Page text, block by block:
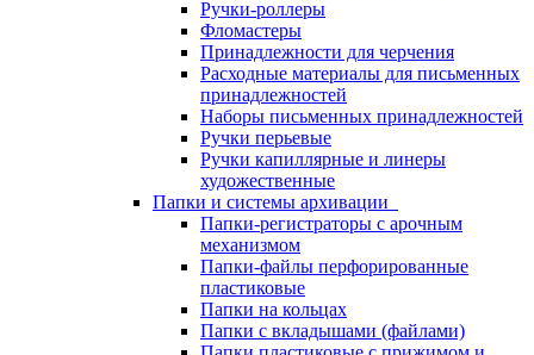
Ручки-роллеры
Фломастеры
Принадлежности для черчения
Расходные материалы для письменных
принадлежностей
Наборы письменных принадлежностей
Ручки перьевые
Ручки капиллярные и линеры
художественные
Папки и системы архивации
Папки-регистраторы с арочным
механизмом
Папки-файлы перфорированные
пластиковые
Папки на кольцах
Папки с вкладышами (файлами)